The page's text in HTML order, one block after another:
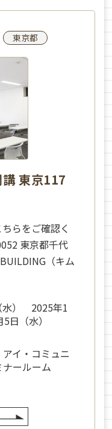
東京都
東京117
らをご確認く
東京都千代
（キム
水） 2025年1
（水）
イ・コミュニ
ールーム